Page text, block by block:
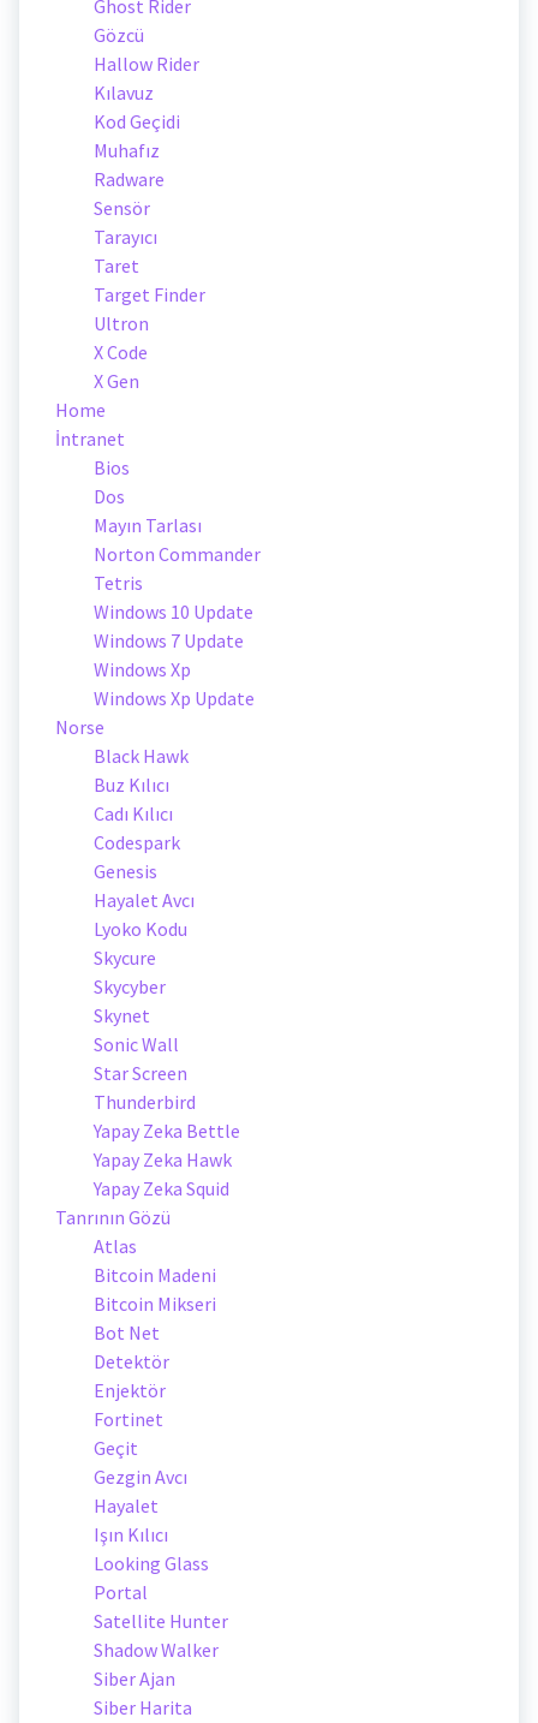
Ghost Rider
Gözcü
Hallow Rider
Kılavuz
Kod Geçidi
Muhafız
Radware
Sensör
Tarayıcı
Taret
Target Finder
Ultron
X Code
X Gen
Home
İntranet
Bios
Dos
Mayın Tarlası
Norton Commander
Tetris
Windows 10 Update
Windows 7 Update
Windows Xp
Windows Xp Update
Norse
Black Hawk
Buz Kılıcı
Cadı Kılıcı
Codespark
Genesis
Hayalet Avcı
Lyoko Kodu
Skycure
Skycyber
Skynet
Sonic Wall
Star Screen
Thunderbird
Yapay Zeka Bettle
Yapay Zeka Hawk
Yapay Zeka Squid
Tanrının Gözü
Atlas
Bitcoin Madeni
Bitcoin Mikseri
Bot Net
Detektör
Enjektör
Fortinet
Geçit
Gezgin Avcı
Hayalet
Işın Kılıcı
Looking Glass
Portal
Satellite Hunter
Shadow Walker
Siber Ajan
Siber Harita